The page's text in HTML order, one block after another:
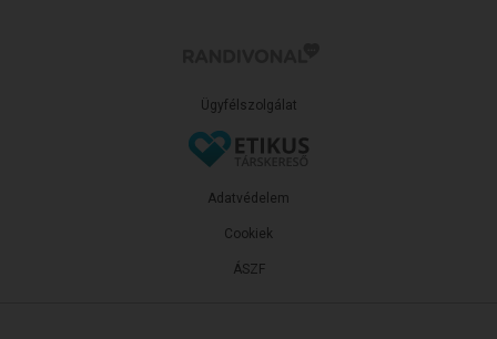
Ügyfélszolgálat
ÁSZF
Adatvédelem
Cookiek